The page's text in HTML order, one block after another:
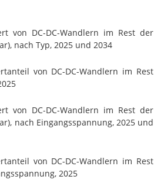
von DC-DC-Wandlern im Rest der
nach Typ, 2025 und 2034
von DC-DC-Wandlern im Rest
von DC-DC-Wandlern im Rest der
nach Eingangsspannung, 2025 und
von DC-DC-Wandlern im Rest
2025